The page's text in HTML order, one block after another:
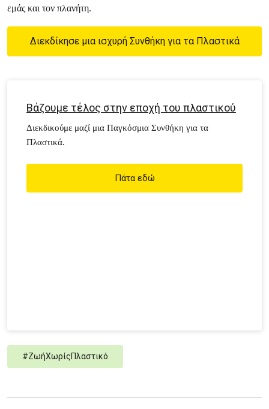
εμάς και τον πλανήτη.
Διεκδίκησε μια ισχυρή Συνθήκη για τα Πλαστικά
Βάζουμε τέλος στην εποχή του πλαστικού
Διεκδικούμε μαζί μια Παγκόσμια Συνθήκη για τα
Πλαστικά.
Πάτα εδώ
#ΖωήΧωρίςΠλαστικό